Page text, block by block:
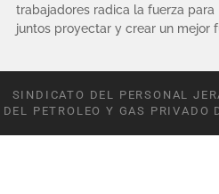
trabajadores radica la fuerza
juntos proyectar y crear un mejor
SINDICATO DEL PERSONAL
DEL PETROLEO Y GAS PRIVADO